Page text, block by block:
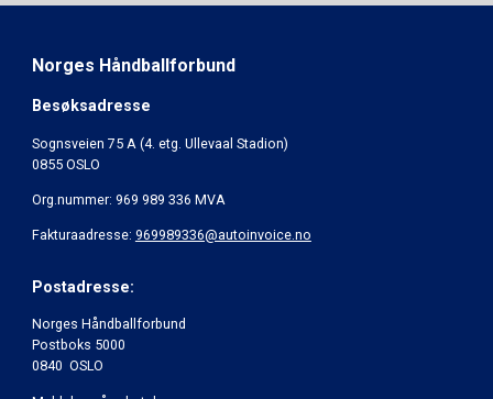
Norges Håndballforbund
Besøksadresse
Sognsveien 75 A (4. etg. Ullevaal Stadion)
0855 OSLO
Org.nummer: 969 989 336 MVA
Fakturaadresse: 969989336@autoinvoice.no
Postadresse:
Norges Håndballforbund
Postboks 5000
0840 OSLO